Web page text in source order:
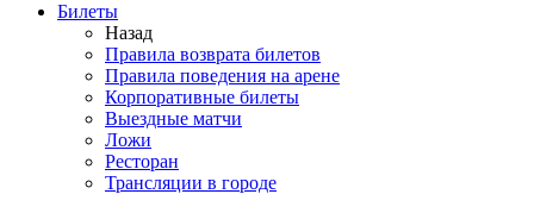
Билеты
Назад
Правила возврата билетов
Правила поведения на арене
Корпоративные билеты
Выездные матчи
Ложи
Ресторан
Трансляции в городе